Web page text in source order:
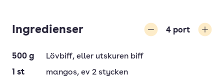
Ingredienser 4 port
500 g Lövbiff, eller utskuren biff
1 st mangos, ev 2 stycken